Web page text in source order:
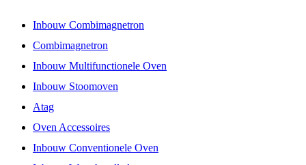
Inbouw Combimagnetron
Combimagnetron
Inbouw Multifunctionele Oven
Inbouw Stoomoven
Atag
Oven Accessoires
Inbouw Conventionele Oven